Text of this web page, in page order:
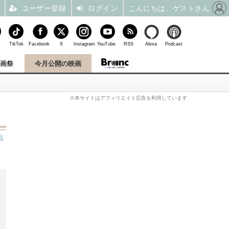
祭 今月公開の映画
※本サイトはアフィリエイト広告を利用しています
TikTok Facebook X Instagram YouTube RSS Alexa Podcast
ユーザー登録 ログイン こんにちは、ゲストさん